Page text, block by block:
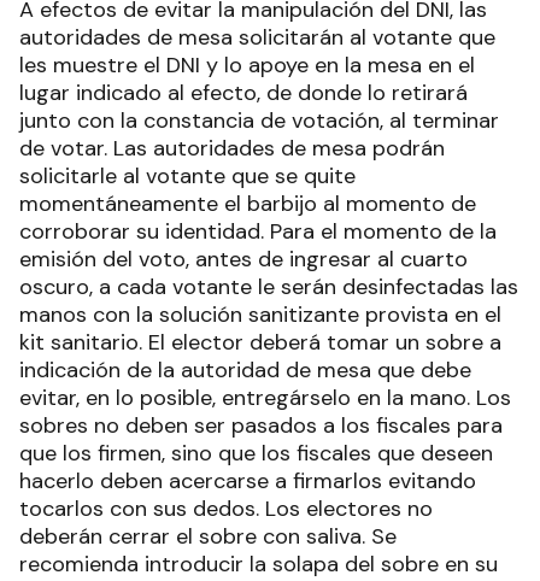
A efectos de evitar la manipulación del DNI, las
autoridades de mesa solicitarán al votante que
les muestre el DNI y lo apoye en la mesa en el
lugar indicado al efecto, de donde lo retirará
junto con la constancia de votación, al terminar
de votar. Las autoridades de mesa podrán
solicitarle al votante que se quite
momentáneamente el barbijo al momento de
corroborar su identidad. Para el momento de la
emisión del voto, antes de ingresar al cuarto
oscuro, a cada votante le serán desinfectadas las
manos con la solución sanitizante provista en el
kit sanitario. El elector deberá tomar un sobre a
indicación de la autoridad de mesa que debe
evitar, en lo posible, entregárselo en la mano. Los
sobres no deben ser pasados a los fiscales para
que los firmen, sino que los fiscales que deseen
hacerlo deben acercarse a firmarlos evitando
tocarlos con sus dedos. Los electores no
deberán cerrar el sobre con saliva. Se
recomienda introducir la solapa del sobre en su